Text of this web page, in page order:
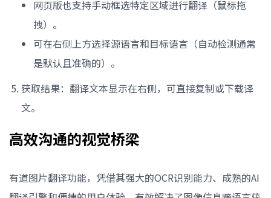
网页版也支持手动框选特定区域进行翻译（鼠标拖
拽）。
可在右侧上方选择源语言和目标语言（自动检测通常
是默认且准确的）。
获取结果：翻译文本显示在右侧，可直接复制或下载译
文。
高效沟通的视觉桥梁
有道图片翻译功能，凭借其强大的OCR识别能力、成熟的AI